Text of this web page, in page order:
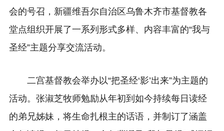
会的号召，新疆维吾尔自治区乌鲁木齐市基督教各
堂点组织开展了一系列形式多样、内容丰富的“我与
圣经”主题分享交流活动。
二宫基督教会举办以“把圣经‘影’出来”为主题的
活动。张淑芝牧师勉励从年初到如今持续每日读经
的弟兄姊妹，将生命扎根主的话语，并制订了涵盖